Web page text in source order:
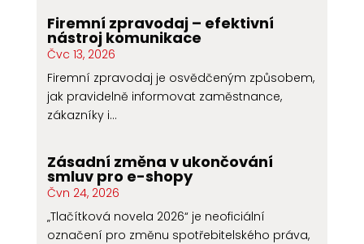
Firemní zpravodaj – efektivní
nástroj komunikace
Čvc 13, 2026
Firemní zpravodaj je osvědčeným způsobem,
jak pravidelně informovat zaměstnance,
zákazníky i...
Zásadní změna v ukončování
smluv pro e-shopy
Čvn 24, 2026
„Tlačítková novela 2026“ je neoficiální
označení pro změnu spotřebitelského práva,